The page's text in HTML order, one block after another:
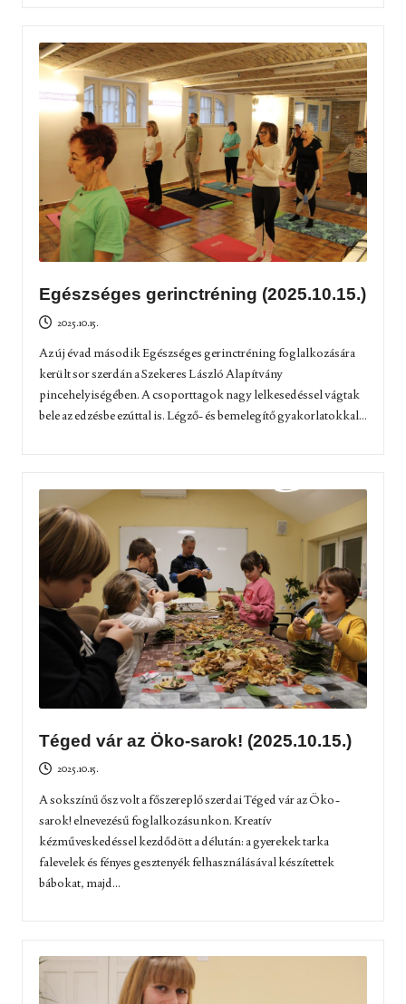
Egészséges gerinctréning (2025.10.15.)
2025.10.15.
Az új évad második Egészséges gerinctréning foglalkozására
került sor szerdán a Szekeres László Alapítvány
pincehelyiségében. A csoporttagok nagy lelkesedéssel vágtak
bele az edzésbe ezúttal is. Légző- és bemelegítő gyakorlatokkal...
Téged vár az Öko-sarok! (2025.10.15.)
2025.10.15.
A sokszínű ősz volt a főszereplő szerdai Téged vár az Öko-
sarok! elnevezésű foglalkozásunkon. Kreatív
kézműveskedéssel kezdődött a délután: a gyerekek tarka
falevelek és fényes gesztenyék felhasználásával készítettek
bábokat, majd...